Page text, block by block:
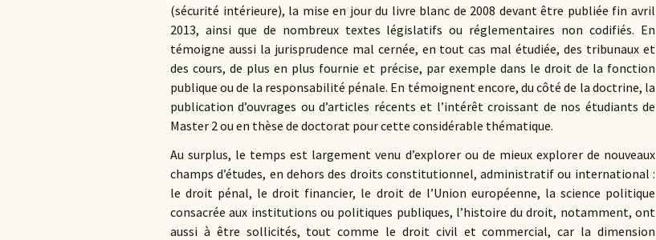
(sécurité intérieure), la mise en jour du livre blanc de 2008 devant être publiée fin avril
2013, ainsi que de nombreux textes législatifs ou réglementaires non codifiés. En
témoigne aussi la jurisprudence mal cernée, en tout cas mal étudiée, des tribunaux et
des cours, de plus en plus fournie et précise, par exemple dans le droit de la fonction
publique ou de la responsabilité pénale. En témoignent encore, du côté de la doctrine, la
publication d’ouvrages ou d’articles récents et l’intérêt croissant de nos étudiants de
Master 2 ou en thèse de doctorat pour cette considérable thématique.
Au surplus, le temps est largement venu d’explorer ou de mieux explorer de nouveaux
champs d’études, en dehors des droits constitutionnel, administratif ou international :
le droit pénal, le droit financier, le droit de l’Union européenne, la science politique
consacrée aux institutions ou politiques publiques, l’histoire du droit, notamment, ont
aussi à être sollicités, tout comme le droit civil et commercial, car la dimension